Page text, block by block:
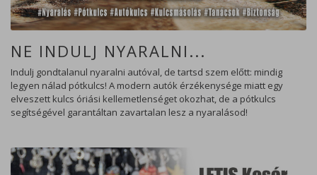
NE INDULJ NYARALNI...
Indulj gondtalanul nyaralni autóval, de tartsd szem előtt: mindig
legyen nálad pótkulcs! A modern autók érzékenysége miatt egy
elveszett kulcs óriási kellemetlenséget okozhat, de a pótkulcs
segítségével garantáltan zavartalan lesz a nyaralásod!